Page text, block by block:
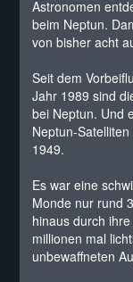
Astronomen
beim Neptun.
von bisher acht
Seit dem
Jahr 1989 sind
bei Neptun. Und
Neptun-
1949.
Es war eine
Monde nur rund
hinaus durch
millionen mal
unbewaffneten